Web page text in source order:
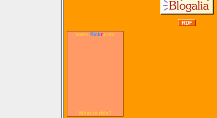
www.flickr.com
What is this?